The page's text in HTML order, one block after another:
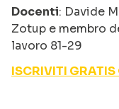
Docenti: Davide
Zotup e membro
lavoro 81-29
ISCRIVITI GRATIS